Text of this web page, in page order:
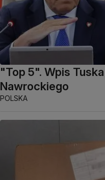
"Top 5". Wpis
Nawrockiego
POLSKA